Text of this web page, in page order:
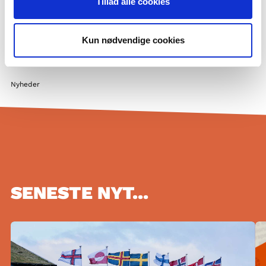
Kun nødvendige cookies
Praktikophold hos os
Privatlivspolitik og GDPR
Cookiepolitik
Nyheder
SENESTE NYT...